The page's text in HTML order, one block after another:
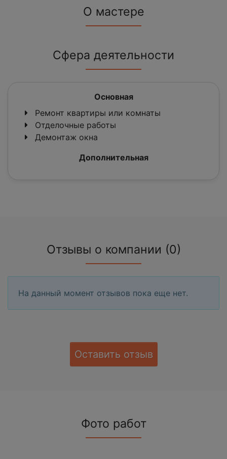
О мастере
Сфера деятельности
Основная
Ремонт квартиры или комнаты
Отделочные работы
Демонтаж окна
Дополнительная
Отзывы о компании (0)
На данный момент отзывов пока еще нет.
Оставить отзыв
Фото работ